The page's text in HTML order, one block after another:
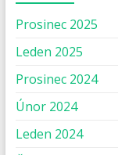
Prosinec 2025
Leden 2025
Prosinec 2024
Únor 2024
Leden 2024